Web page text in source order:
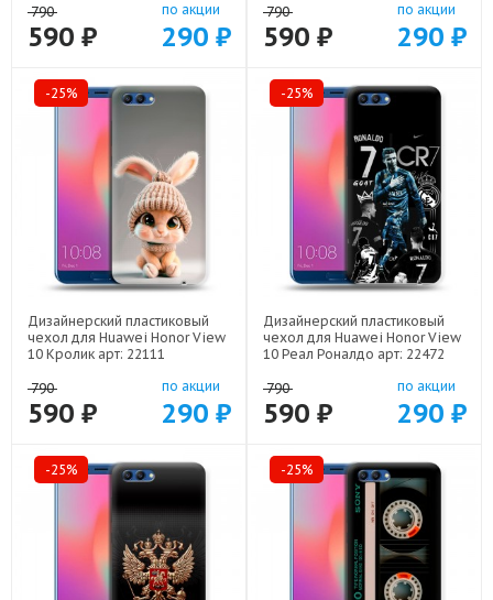
790
590 ₽
по акции
290 ₽
790
590 ₽
по акции
290 ₽
-25%
Дизайнерский пластиковый
чехол для Huawei Honor View
10 Кролик арт: 22111
790
590 ₽
по акции
290 ₽
-25%
Дизайнерский пластиковый
чехол для Huawei Honor View
10 Реал Роналдо арт: 22472
790
590 ₽
по акции
290 ₽
-25% -25%